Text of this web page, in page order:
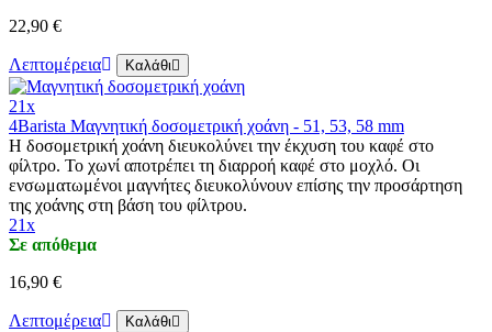
22,90 €
Λεπτομέρεια Καλάθι
21x
4Barista Μαγνητική δοσομετρική χοάνη - 51, 53, 58 mm
Η δοσομετρική χοάνη διευκολύνει την έκχυση του καφέ στο
φίλτρο. Το χωνί αποτρέπει τη διαρροή καφέ στο μοχλό. Οι
ενσωματωμένοι μαγνήτες διευκολύνουν επίσης την προσάρτηση
της χοάνης στη βάση του φίλτρου.
21x
Σε απόθεμα
16,90 €
Λεπτομέρεια Καλάθι